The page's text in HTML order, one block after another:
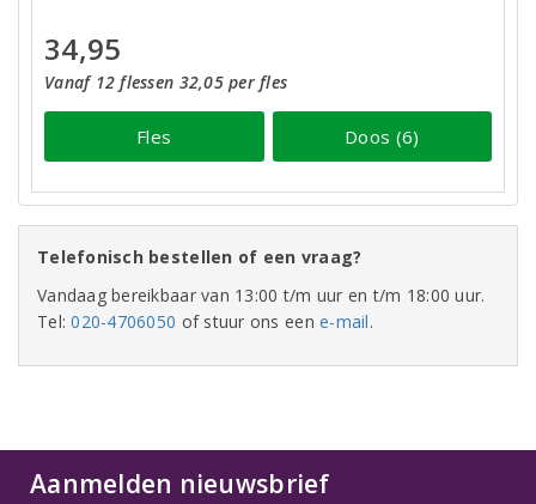
34,95
Vanaf 12 flessen 32,05 per fles
Fles Doos (6)
Telefonisch bestellen of een vraag?
Vandaag bereikbaar van 13:00 t/m uur en t/m 18:00 uur.
Tel:020-4706050 of stuur ons eene-mail.
Aanmelden nieuwsbrief